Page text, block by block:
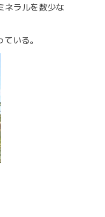
ネラルを数少な
いる。